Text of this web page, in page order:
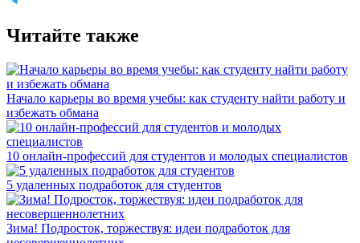
Читайте также
Начало карьеры во время учебы: как студенту найти работу и
избежать обмана
10 онлайн-профессий для студентов и молодых специалистов
5 удаленных подработок для студентов
Зима! Подросток, торжествуя: идеи подработок для